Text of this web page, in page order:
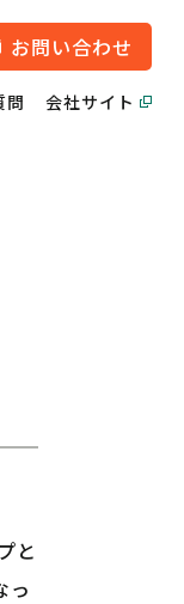
お問い合わせ
問 会社サイト
と
っ